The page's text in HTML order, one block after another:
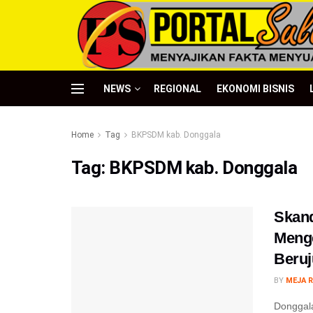
NEWS REGIONAL EKONOMI BISNIS
Home Tag BKPSDM kab. Donggala
Tag: BKPSDM kab. Donggala
BY MEJA